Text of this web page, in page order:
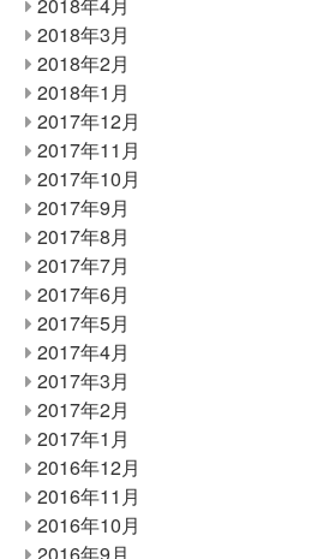
2018年3月
2018年2月
2018年1月
2017年12月
2017年11月
2017年10月
2017年9月
2017年8月
2017年7月
2017年6月
2017年5月
2017年4月
2017年3月
2017年2月
2017年1月
2016年12月
2016年11月
2016年10月
2016年9月